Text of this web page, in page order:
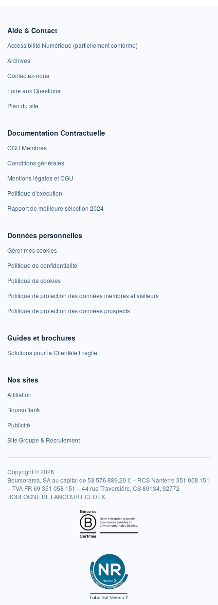
Aide & Contact
Accessibilité Numérique (partiellement conforme)
Archives
Contactez-nous
Foire aux Questions
Plan du site
Documentation Contractuelle
CGU Membres
Conditions générales
Mentions légales et CGU
Politique d'exécution
Rapport de meilleure sélection 2024
Données personnelles
Gérer mes cookies
Politique de confidentialité
Politique de cookies
Politique de protection des données membres et visiteurs
Politique de protection des données prospects
Guides et brochures
Solutions pour la Clientèle Fragile
Nos sites
Affiliation
BoursoBank
Publicité
Site Groupe & Recrutement
Copyright © 2026
Boursorama, SA au capital de 53 576 889,20 € – RCS Nanterre 351 058 151
– TVA FR 69 351 058 151 – 44 rue Traversière, CS 80134, 92772
BOULOGNE BILLANCOURT CEDEX